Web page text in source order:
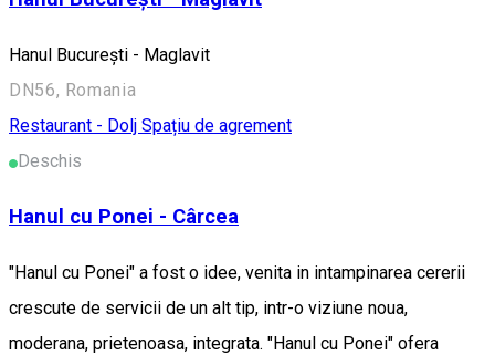
Hanul București - Maglavit
DN56, Romania
Restaurant - Dolj Spațiu de agrement
Deschis
Hanul cu Ponei - Cârcea
"Hanul cu Ponei" a fost o idee, venita in intampinarea cererii
crescute de servicii de un alt tip, intr-o viziune noua,
moderana, prietenoasa, integrata. "Hanul cu Ponei" ofera